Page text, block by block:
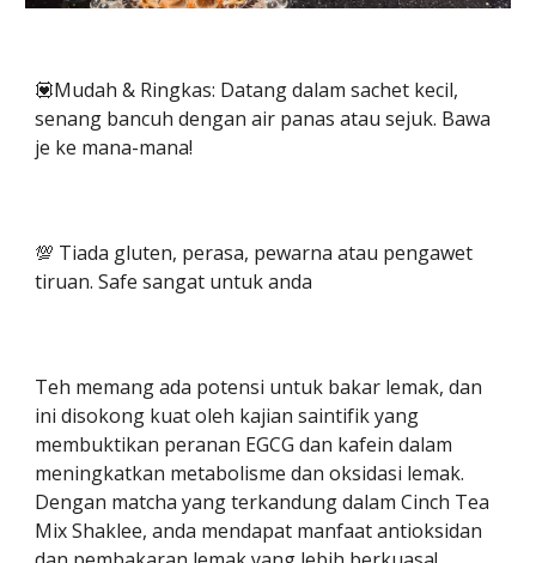
💟Mudah & Ringkas: Datang dalam sachet kecil,
senang bancuh dengan air panas atau sejuk. Bawa
je ke mana-mana!
💯 Tiada gluten, perasa, pewarna atau pengawet
tiruan. Safe sangat untuk anda
Teh memang ada potensi untuk bakar lemak, dan
ini disokong kuat oleh kajian saintifik yang
membuktikan peranan EGCG dan kafein dalam
meningkatkan metabolisme dan oksidasi lemak.
Dengan matcha yang terkandung dalam Cinch Tea
Mix Shaklee, anda mendapat manfaat antioksidan